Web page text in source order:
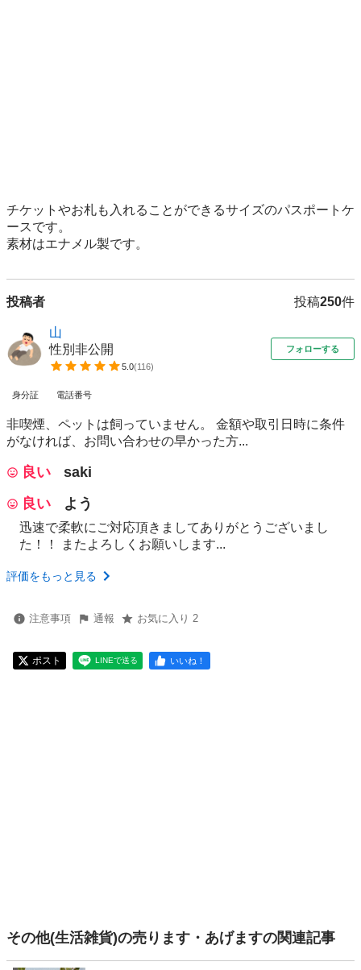
チケットやお札も入れることができるサイズのパスポートケ
ースです。
素材はエナメル製です。
投稿者 投稿250件
山
性別非公開
5.0(116)
フォローする
身分証 電話番号
非喫煙、ペットは飼っていません。 金額や取引日時に条件
がなければ、お問い合わせの早かった方...
良い
saki
良い
よう
迅速で柔軟にご対応頂きましてありがとうございまし
た！！ またよろしくお願いします...
評価をもっと見る
注意事項 通報 お気に入り 2
ポスト LINEで送る いいね！
その他(生活雑貨)の売ります・あげますの関連記事